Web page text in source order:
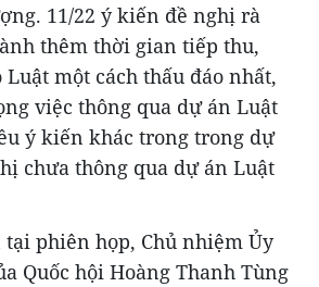
11/22 ý kiến đề nghị rà
thêm thời gian tiếp thu,
một cách thấu đáo nhất,
việc thông qua dự án Luật
ý kiến khác trong trong dự
chưa thông qua dự án Luật
phiên họp, Chủ nhiệm Ủy
Quốc hội Hoàng Thanh Tùng